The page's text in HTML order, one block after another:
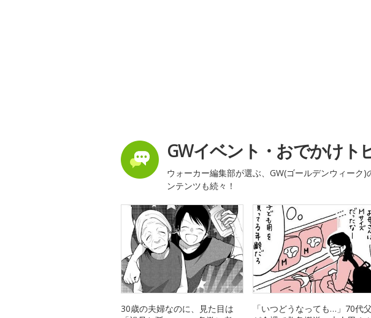
GWイベント・おでかけト
ウォーカー編集部が選ぶ、GW(ゴールデンウィーク
ンテンツも続々！
30歳の夫婦なのに、見た目は
「いつどうなっても…」70代父